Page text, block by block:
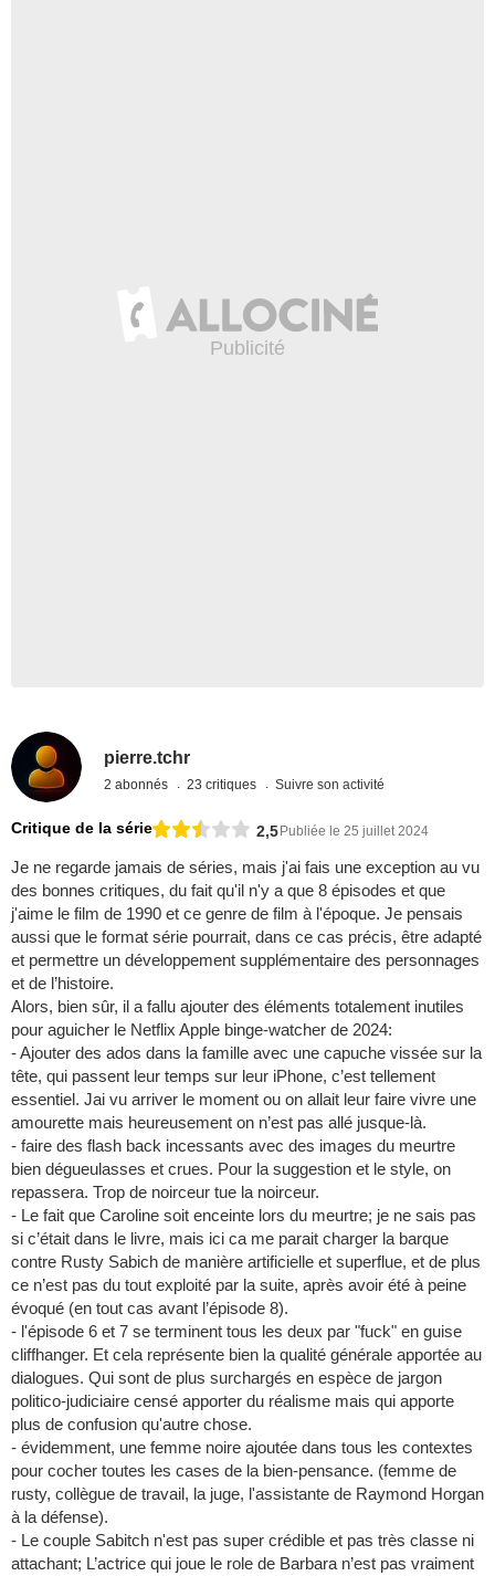
pierre.tchr
2 abonnés 23 critiques Suivre son activité
Critique de la série 2,5Publiée le 25 juillet 2024
Je ne regarde jamais de séries, mais j'ai fais une exception au vu
des bonnes critiques, du fait qu'il n'y a que 8 épisodes et que
j'aime le film de 1990 et ce genre de film à l'époque. Je pensais
aussi que le format série pourrait, dans ce cas précis, être adapté
et permettre un développement supplémentaire des personnages
et de l’histoire.
Alors, bien sûr, il a fallu ajouter des éléments totalement inutiles
pour aguicher le Netflix Apple binge-watcher de 2024:
- Ajouter des ados dans la famille avec une capuche vissée sur la
tête, qui passent leur temps sur leur iPhone, c’est tellement
essentiel. Jai vu arriver le moment ou on allait leur faire vivre une
amourette mais heureusement on n’est pas allé jusque-là.
- faire des flash back incessants avec des images du meurtre
bien dégueulasses et crues. Pour la suggestion et le style, on
repassera. Trop de noirceur tue la noirceur.
- Le fait que Caroline soit enceinte lors du meurtre; je ne sais pas
si c’était dans le livre, mais ici ca me parait charger la barque
contre Rusty Sabich de manière artificielle et superflue, et de plus
ce n’est pas du tout exploité par la suite, après avoir été à peine
évoqué (en tout cas avant l’épisode 8).
- l'épisode 6 et 7 se terminent tous les deux par "fuck" en guise
cliffhanger. Et cela représente bien la qualité générale apportée au
dialogues. Qui sont de plus surchargés en espèce de jargon
politico-judiciaire censé apporter du réalisme mais qui apporte
plus de confusion qu'autre chose.
- évidemment, une femme noire ajoutée dans tous les contextes
pour cocher toutes les cases de la bien-pensance. (femme de
rusty, collègue de travail, la juge, l'assistante de Raymond Horgan
à la défense).
- Le couple Sabitch n'est pas super crédible et pas très classe ni
attachant; L’actrice qui joue le role de Barbara n’est pas vraiment